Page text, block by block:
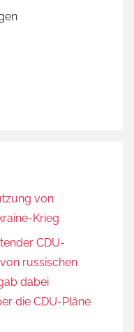
von
Krieg
CDU-
russischen
dabei
die CDU-Pläne